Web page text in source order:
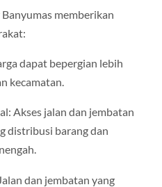
memberikan
dapat bepergian lebih
kecamatan.
Akses jalan dan jembatan
distribusi barang dan
dan jembatan yang